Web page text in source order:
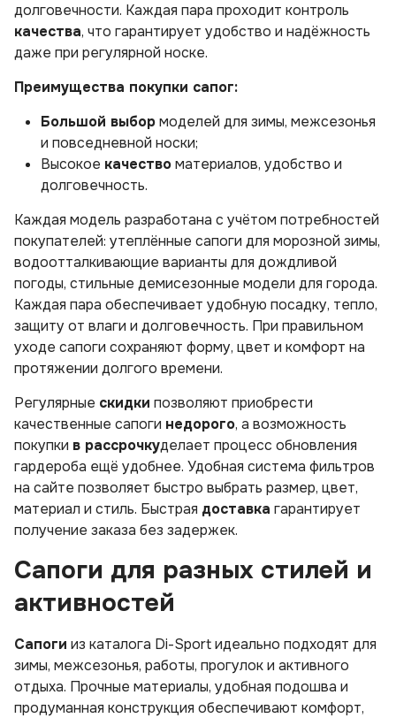
долговечности. Каждая пара проходит контроль
качества, что гарантирует удобство и надёжность
даже при регулярной носке.
Преимущества покупки сапог:
Большой выбормоделей для зимы, межсезонья
и повседневной носки;
Высокое качествоматериалов, удобство и
долговечность.
Каждая модель разработана с учётом потребностей
покупателей: утеплённые сапоги для морозной зимы,
водоотталкивающие варианты для дождливой
погоды, стильные демисезонные модели для города.
Каждая пара обеспечивает удобную посадку, тепло,
защиту от влаги и долговечность. При правильном
уходе сапоги сохраняют форму, цвет и комфорт на
протяжении долгого времени.
Регулярные скидки позволяют приобрести
качественные сапоги недорого, а возможность
покупки в рассрочкуделает процесс обновления
гардероба ещё удобнее. Удобная система фильтров
на сайте позволяет быстро выбрать размер, цвет,
материал и стиль. Быстрая доставка гарантирует
получение заказа без задержек.
Сапоги для разных стилей и
активностей
Сапоги из каталога Di-Sport идеально подходят для
зимы, межсезонья, работы, прогулок и активного
отдыха. Прочные материалы, удобная подошва и
продуманная конструкция обеспечивают комфорт,